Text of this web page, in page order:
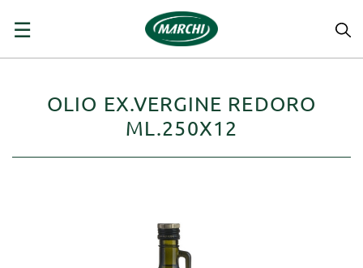
navigazione
☰
OLIO EX.VERGINE REDORO
ML.250X12